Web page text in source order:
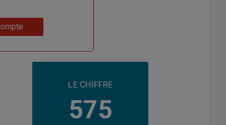
LE CHIFFRE
575